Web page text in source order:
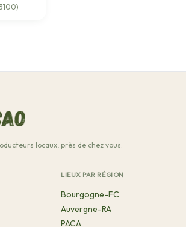
locaux, près de chez vous.
LIEUX PAR RÉGION
Bourgogne-FC
Auvergne-RA
PACA